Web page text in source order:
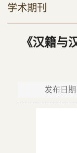
学术期刊
《汉籍与
发布日